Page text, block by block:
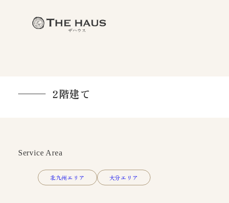
2階建て
Service Area
北九州エリア 大分エリア